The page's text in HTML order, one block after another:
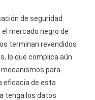
de seguridad
mercado negro de
terminan revendidos
lo que complica aún
para
eficacia de esta
tenga los datos